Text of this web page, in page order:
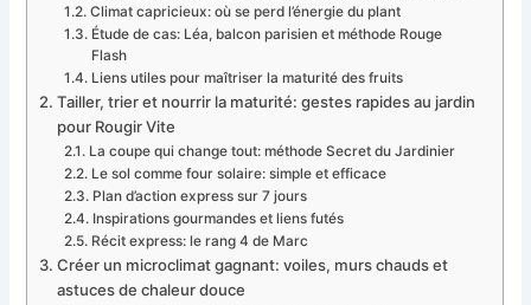
Climat capricieux: où se perd l’énergie du plant
Étude de cas: Léa, balcon parisien et méthode Rouge
Flash
Liens utiles pour maîtriser la maturité des fruits
Tailler, trier et nourrir la maturité: gestes rapides au jardin
pour Rougir Vite
La coupe qui change tout: méthode Secret du Jardinier
Le sol comme four solaire: simple et efficace
Plan d’action express sur 7 jours
Inspirations gourmandes et liens futés
Récit express: le rang 4 de Marc
Créer un microclimat gagnant: voiles, murs chauds et
astuces de chaleur douce